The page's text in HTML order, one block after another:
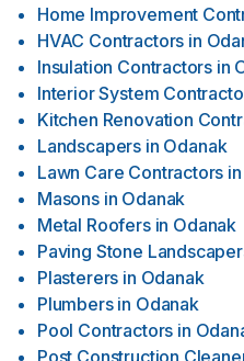
Home Improvement
HVAC Contractors in
Insulation Contractors in
Interior System
Kitchen Renovation
Landscapers in Odanak
Lawn Care Contractors in
Masons in Odanak
Metal Roofers in Odanak
Paving Stone
Plasterers in Odanak
Plumbers in Odanak
Pool Contractors in
Post Construction